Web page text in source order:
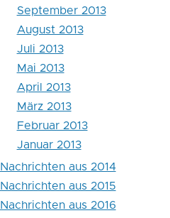
September 2013
August 2013
Juli 2013
Mai 2013
April 2013
März 2013
Februar 2013
Januar 2013
Nachrichten aus 2014
Nachrichten aus 2015
Nachrichten aus 2016